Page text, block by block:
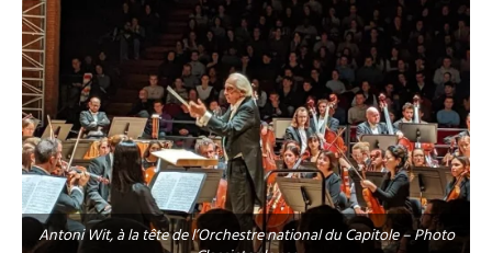
Antoni Wit, à la tête de l’Orchestre national du Capitole – Photo